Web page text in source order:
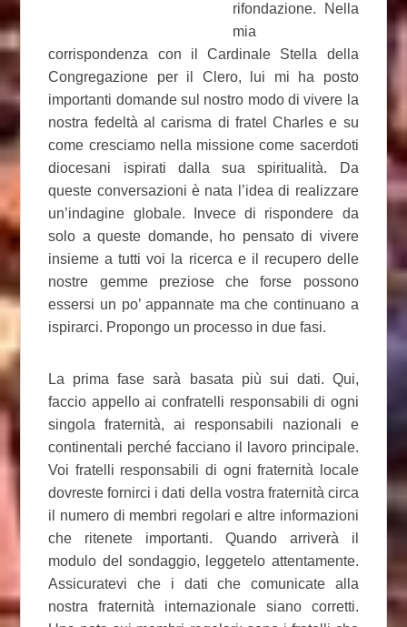
rifondazione. Nella
mia
corrispondenza con il Cardinale Stella della
Congregazione per il Clero, lui mi ha posto
importanti domande sul nostro modo di vivere la
nostra fedeltà al carisma di fratel Charles e su
come cresciamo nella missione come sacerdoti
diocesani ispirati dalla sua spiritualità. Da
queste conversazioni è nata l’idea di realizzare
un’indagine globale. Invece di rispondere da
solo a queste domande, ho pensato di vivere
insieme a tutti voi la ricerca e il recupero delle
nostre gemme preziose che forse possono
essersi un po’ appannate ma che continuano a
ispirarci. Propongo un processo in due fasi.
La prima fase sarà basata più sui dati. Qui,
faccio appello ai confratelli responsabili di ogni
singola fraternità, ai responsabili nazionali e
continentali perché facciano il lavoro principale.
Voi fratelli responsabili di ogni fraternità locale
dovreste fornirci i dati della vostra fraternità circa
il numero di membri regolari e altre informazioni
che ritenete importanti. Quando arriverà il
modulo del sondaggio, leggetelo attentamente.
Assicuratevi che i dati che comunicate alla
nostra fraternità internazionale siano corretti.